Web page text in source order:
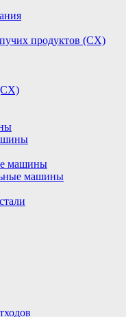
продуктов (СХ)
машины
машины